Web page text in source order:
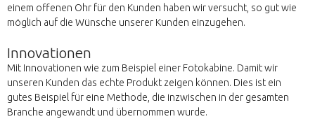
einem offenen Ohr für den Kunden haben wir versucht, so gut wie
möglich auf die Wünsche unserer Kunden einzugehen.
Innovationen
Mit Innovationen wie zum Beispiel einer Fotokabine. Damit wir
unseren Kunden das echte Produkt zeigen können. Dies ist ein
gutes Beispiel für eine Methode, die inzwischen in der gesamten
Branche angewandt und übernommen wurde.